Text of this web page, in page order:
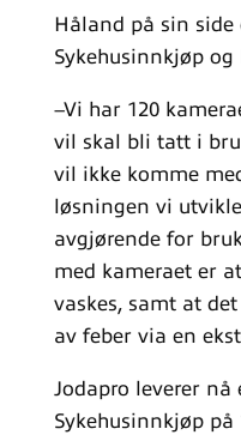
Håland på sin
Sykehusinnkjøp
–Vi har 120
vil skal bli tatt i
vil ikke komme
løsningen vi
avgjørende for
med kameraet er
vaskes, samt at
av feber via en
Jodapro leverer nå
Sykehusinnkjøp